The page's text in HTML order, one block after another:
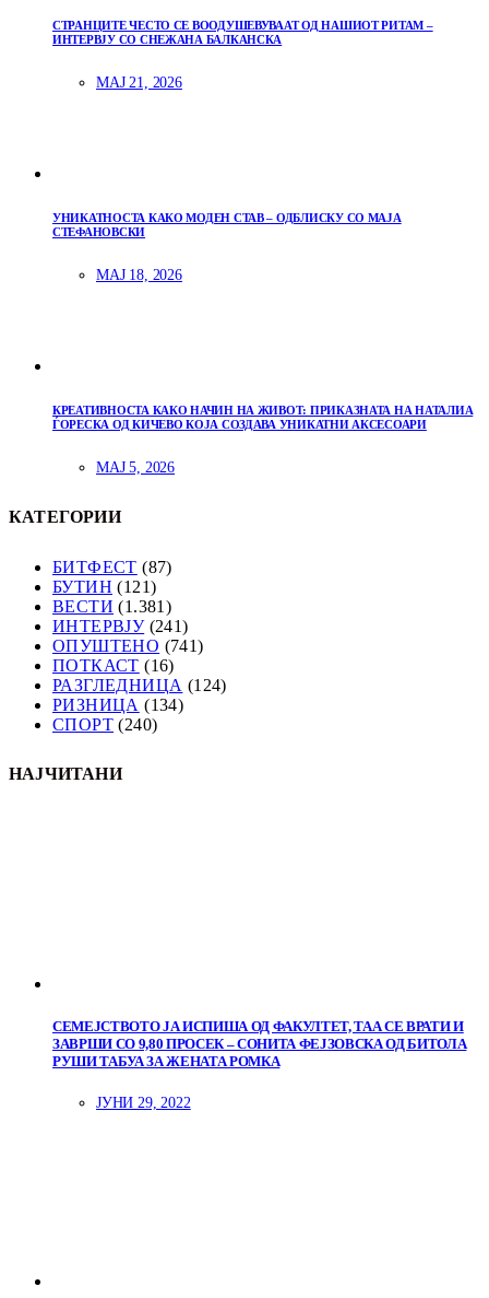
СТРАНЦИТЕ ЧЕСТО СЕ ВООДУШЕВУВААТ ОД НАШИОТ РИТАМ –
ИНТЕРВЈУ СО СНЕЖАНА БАЛКАНСКА
МАЈ 21, 2026
УНИКАТНОСТА КАКО МОДЕН СТАВ – ОДБЛИСКУ СО МАЈА
СТЕФАНОВСКИ
МАЈ 18, 2026
КРЕАТИВНОСТА КАКО НАЧИН НА ЖИВОТ: ПРИКАЗНАТА НА НАТАЛИА
ЃОРЕСКА ОД КИЧЕВО КОЈА СОЗДАВА УНИКАТНИ АКСЕСОАРИ
МАЈ 5, 2026
КАТЕГОРИИ
БИТФЕСТ (87)
БУТИН (121)
ВЕСТИ (1.381)
ИНТЕРВЈУ(241)
ОПУШТЕНО (741)
ПОТКАСТ (16)
РАЗГЛЕДНИЦА (124)
РИЗНИЦА (134)
СПОРТ (240)
НАЈЧИТАНИ
СЕМЕЈСТВОТО ЈА ИСПИША ОД ФАКУЛТЕТ, ТАА СЕ ВРАТИ И
ЗАВРШИ СО 9,80 ПРОСЕК – СОНИТА ФЕЈЗОВСКА ОД БИТОЛА
РУШИ ТАБУА ЗА ЖЕНАТА РОМКА
ЈУНИ 29, 2022